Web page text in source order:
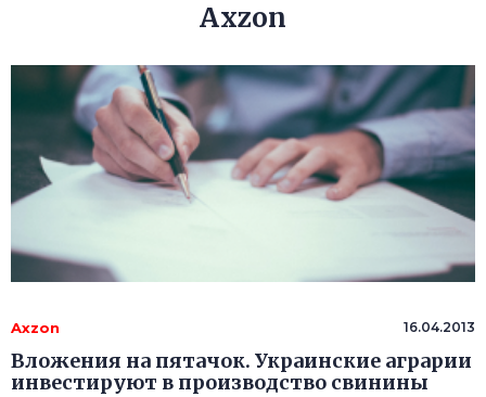
Axzon
Axzon 16.04.2013
Вложения на пятачок. Украинские аграрии
инвестируют в производство свинины